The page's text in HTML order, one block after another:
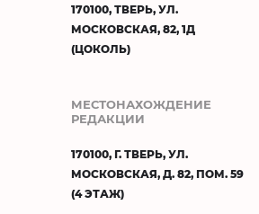
170100, ТВЕРЬ, УЛ.
МОСКОВСКАЯ, 82, 1Д
(ЦОКОЛЬ)
МЕСТОНАХОЖДЕНИЕ
РЕДАКЦИИ
170100, Г. ТВЕРЬ, УЛ.
МОСКОВСКАЯ, Д. 82, ПОМ. 59
(4 ЭТАЖ)